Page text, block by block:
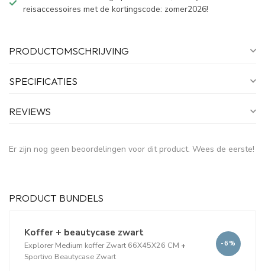
reisaccessoires met de kortingscode: zomer2026!
PRODUCTOMSCHRIJVING
SPECIFICATIES
REVIEWS
Er zijn nog geen beoordelingen voor dit product. Wees de eerste!
PRODUCT BUNDELS
Koffer + beautycase zwart
Explorer Medium koffer Zwart 66X45X26 CM +
Sportivo Beautycase Zwart
-6%